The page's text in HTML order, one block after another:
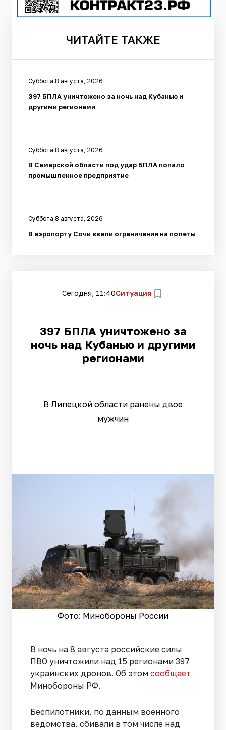
ЧИТАЙТЕ ТАКЖЕ
Суббота 8 августа, 2026
397 БПЛА уничтожено за ночь над Кубанью и
другими регионами
Суббота 8 августа, 2026
В Самарской области под удар БПЛА попало
промышленное предприятие
Суббота 8 августа, 2026
В аэропорту Сочи ввели ограничения на полеты
Сегодня, 11:40Ситуация
397 БПЛА уничтожено за
ночь над Кубанью и другими
регионами
В Липецкой области ранены двое
мужчин
Фото: Минобороны России
В ночь на 8 августа российские силы
ПВО уничтожили над 15 регионами 397
украинских дронов. Об этом сообщает
Минобороны РФ.
Беспилотники, по данным военного
ведомства, сбивали в том числе над